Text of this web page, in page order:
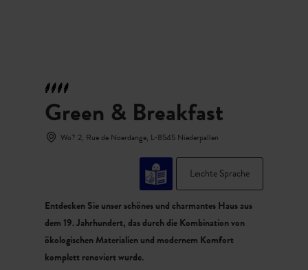
Green & Breakfast
Wo? 2, Rue de Noerdange, L-8545 Niederpallen
Leichte Sprache
Entdecken Sie unser schönes und charmantes Haus aus
dem 19. Jahrhundert, das durch die Kombination von
ökologischen Materialien und modernem Komfort
komplett renoviert wurde.